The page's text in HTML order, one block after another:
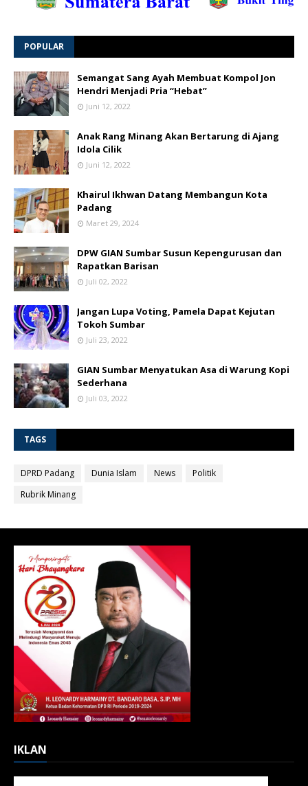
POPULAR
Semangat Sang Ayah Membuat Kompol Jon
Hendri Menjadi Pria “Hebat”
Juni 12, 2022
Anak Rang Minang Akan Bertarung di Ajang
Idola Cilik
Juni 12, 2022
Khairul Ikhwan Datang Membangun Kota
Padang
Maret 29, 2024
DPW GIAN Sumbar Susun Kepengurusan dan
Rapatkan Barisan
Juli 02, 2022
Jangan Lupa Voting, Pamela Dapat Kejutan
Tokoh Sumbar
Juli 23, 2022
GIAN Sumbar Menyatukan Asa di Warung Kopi
Sederhana
Juli 03, 2022
TAGS
DPRD Padang Dunia Islam News
Politik
Rubrik Minang
IKLAN